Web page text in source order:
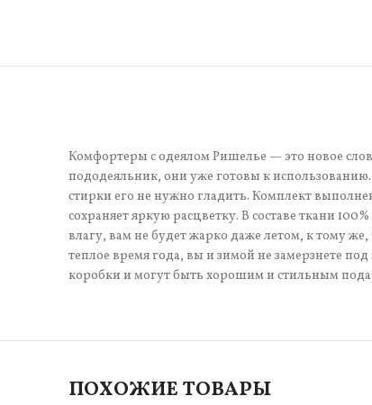
Комфортеры с одеялом Ришелье — это новое
пододеяльник, они уже готовы к использованию.
стирки его не нужно гладить. Комплект
сохраняет яркую расцветку. В составе ткани
влагу, вам не будет жарко даже летом, к тому
теплое время года, вы и зимой не замерзнете
коробки и могут быть хорошим и стильным
ПОХОЖИЕ ТОВАРЫ